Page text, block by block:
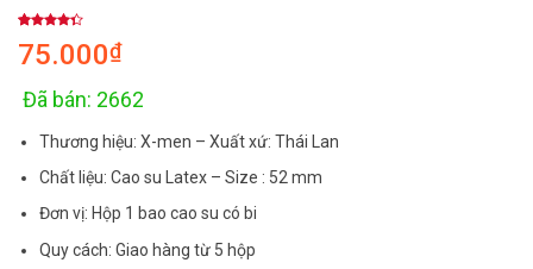
4.00out
of 5
customer
rating
75.000₫
Đã bán: 2662
Thương hiệu: X-men – Xuất xứ: Thái Lan
Chất liệu: Cao su Latex – Size : 52 mm
Đơn vị: Hộp 1 bao cao su có bi
Quy cách: Giao hàng từ 5 hộp